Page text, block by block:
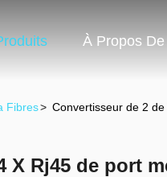
À Propos
Fibres> Convertisseur de 2
X Rj45 de port